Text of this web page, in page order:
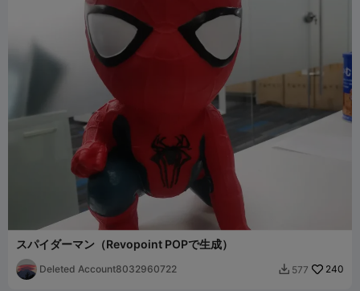
スパイダーマン（Revopoint POPで生成）
Deleted Account8032960722  577 240